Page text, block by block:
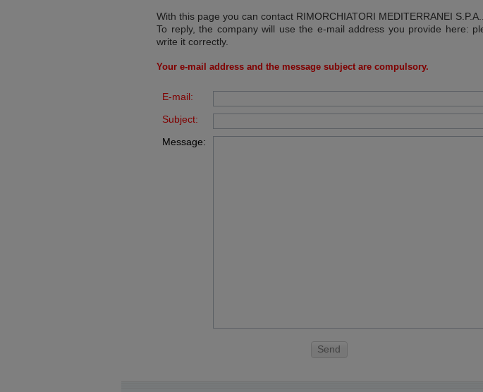
With this page you can contact RIMORCHIATORI MEDITERRANEI S.P.A.
To reply, the company will use the e-mail address you provide here:
write it correctly.
Your e-mail address and the message subject are compulsory.
E-mail:
Subject:
Message:
Send